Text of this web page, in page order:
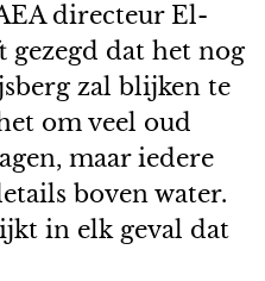
directeur El-
gezegd dat het nog
zal blijken te
om veel oud
maar iedere
boven water.
in elk geval dat